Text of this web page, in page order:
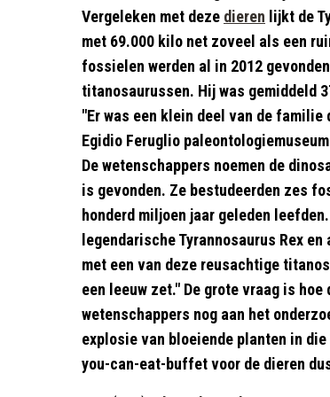
Vergeleken met deze dieren lijkt de
met 69.000 kilo net zoveel als een
fossielen werden al in 2012
titanosaurussen. Hij was gemiddeld
"Er was een klein deel van de
Egidio Feruglio
De wetenschappers noemen de
is gevonden. Ze bestudeerden zes
honderd miljoen jaar geleden
legendarische Tyrannosaurus Rex
met een van deze reusachtige
een leeuw zet." De grote vraag is
wetenschappers nog aan het
explosie van bloeiende planten in
you-can-eat-buffet voor de dieren